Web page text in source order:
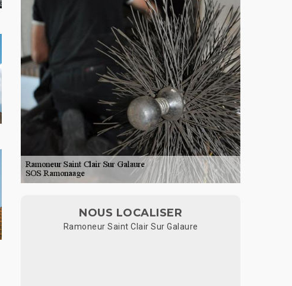
NOUS LOCALISER
Ramoneur Saint Clair Sur Galaure